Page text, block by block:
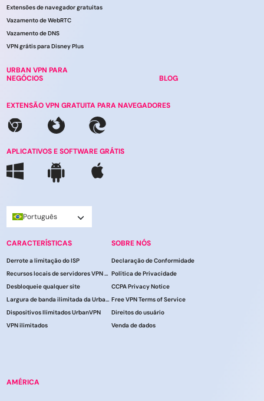
Extensões de navegador gratuitas
Vazamento de WebRTC
Vazamento de DNS
VPN grátis para Disney Plus
URBAN VPN PARA
NEGÓCIOS
BLOG
EXTENSÃO VPN GRATUITA PARA NAVEGADORES
APLICATIVOS E SOFTWARE GRÁTIS
Português
CARACTERÍSTICAS
Derrote a limitação do ISP
Recursos locais de servidores VPN do UrbanVPN
Desbloqueie qualquer site
Largura de banda ilimitada da UrbanVPN
Dispositivos Ilimitados UrbanVPN
VPN ilimitados
SOBRE NÓS
Declaração de Conformidade
Política de Privacidade
CCPA Privacy Notice
Free VPN Terms of Service
Direitos do usuário
Venda de dados
AMÉRICA